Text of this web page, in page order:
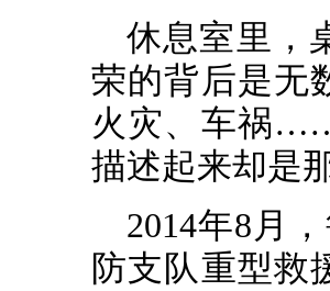
休息室里，
荣的背后是无
火灾、车祸
描述起来却是
2014年8月
防支队重型救